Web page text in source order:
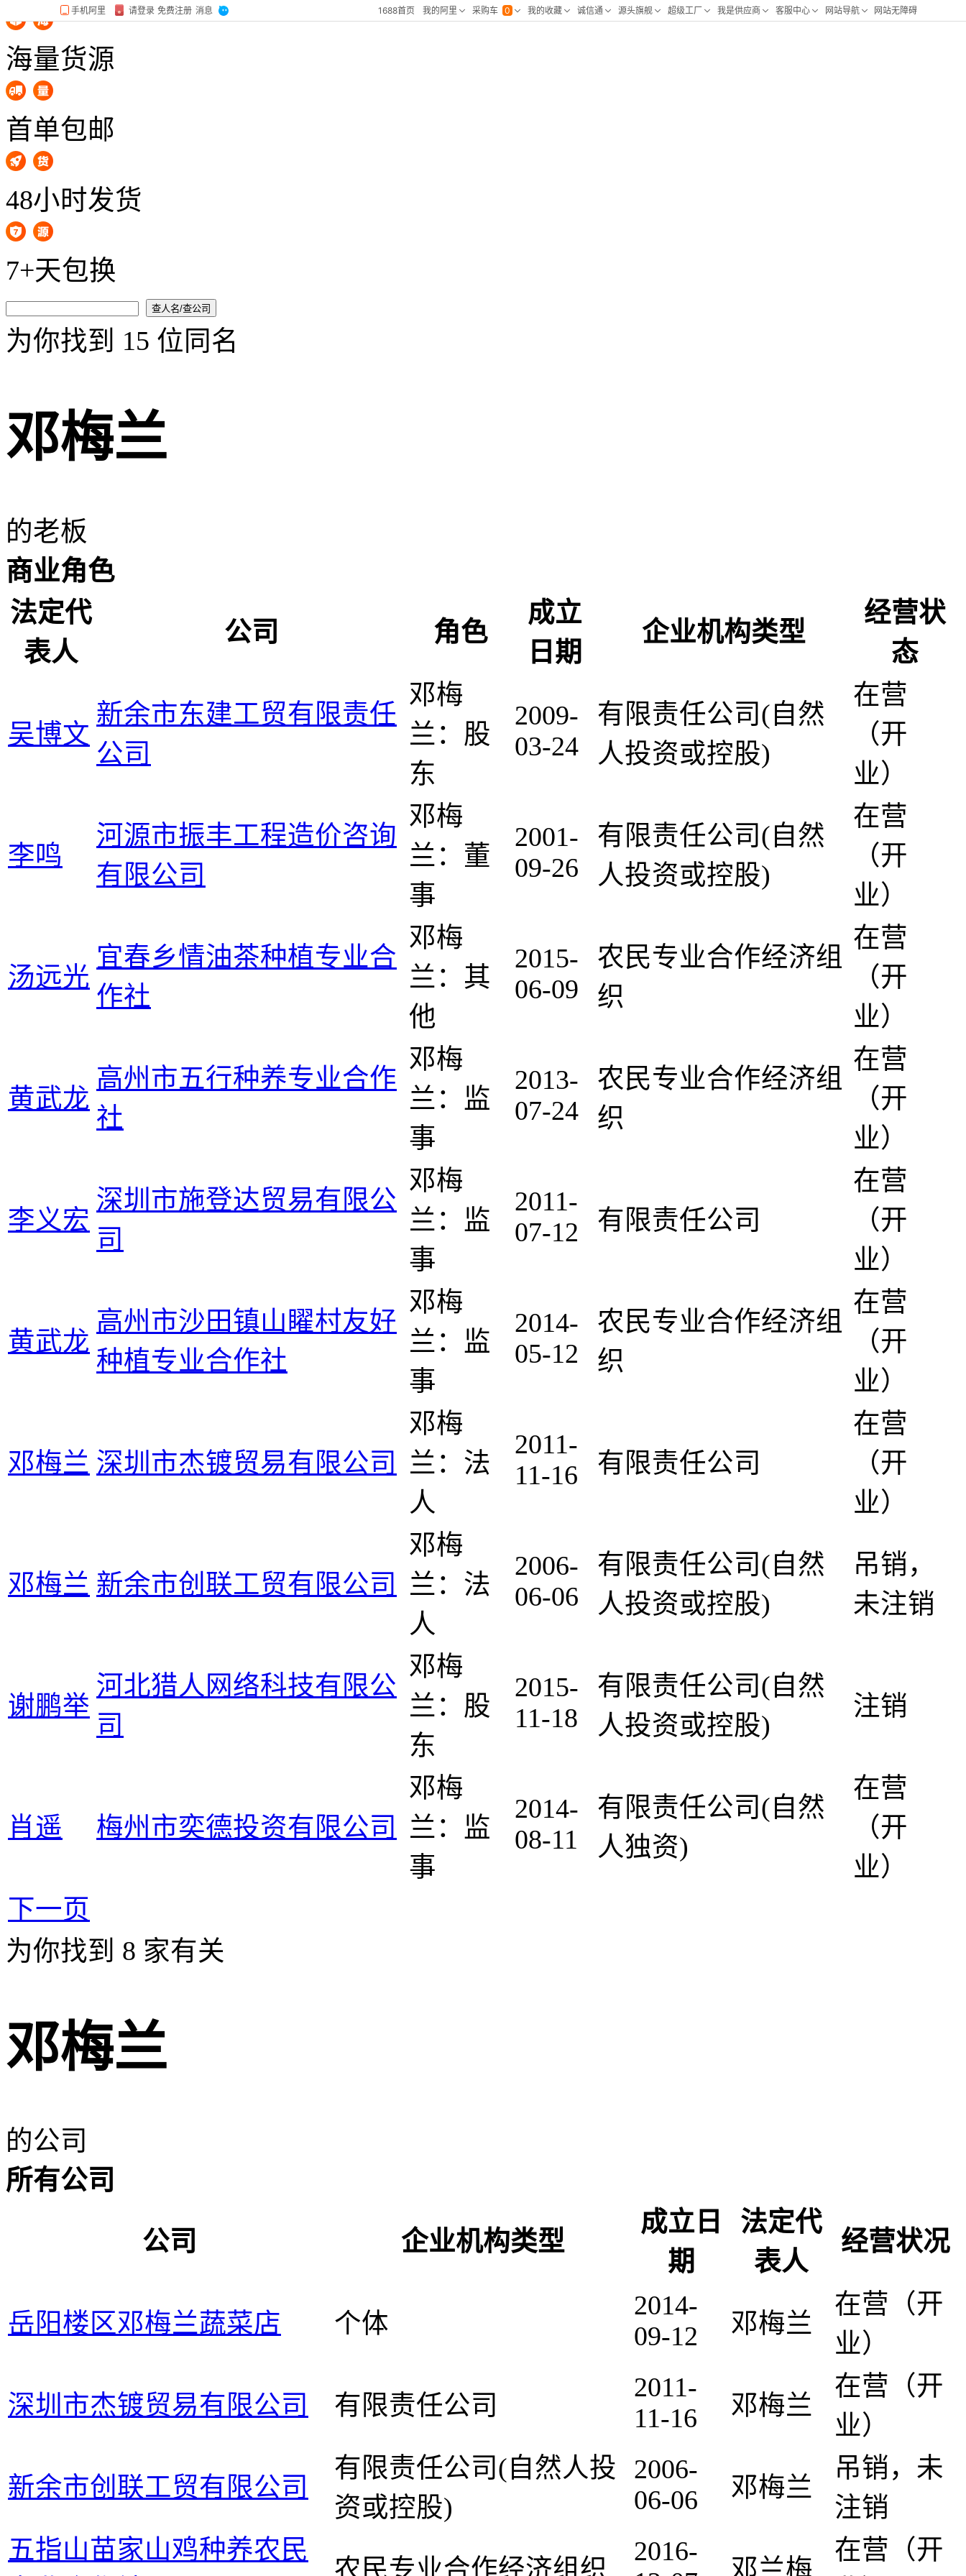
海量货源
首单包邮
48小时发货
7+天包换
查人名/查公司
为你找到 15 位同名
邓梅兰
的老板
商业角色
法定代
表人
公司 角色
成立
日期
企业机构类型
经营状
态
吴博文
新余市东建工贸有限责任
公司
邓梅
兰：股
东
2009-
03-24
有限责任公司(自然
人投资或控股)
在营
（开
业）
李鸣
河源市振丰工程造价咨询
有限公司
邓梅
兰：董
事
2001-
09-26
有限责任公司(自然
人投资或控股)
在营
（开
业）
汤远光
宜春乡情油茶种植专业合
作社
邓梅
兰：其
他
2015-
06-09
农民专业合作经济组
织
在营
（开
业）
黄武龙
高州市五行种养专业合作
社
邓梅
兰：监
事
2013-
07-24
农民专业合作经济组
织
在营
（开
业）
李义宏
深圳市施登达贸易有限公
司
邓梅
兰：监
事
2011-
07-12
有限责任公司
在营
（开
业）
黄武龙
高州市沙田镇山矅村友好
种植专业合作社
邓梅
兰：监
事
2014-
05-12
农民专业合作经济组
织
在营
（开
业）
邓梅兰 深圳市杰镀贸易有限公司
邓梅
兰：法
人
2011-
11-16
有限责任公司
在营
（开
业）
邓梅兰 新余市创联工贸有限公司
邓梅
兰：法
人
2006-
06-06
有限责任公司(自然
人投资或控股)
吊销，
未注销
谢鹏举
河北猎人网络科技有限公
司
邓梅
兰：股
东
2015-
11-18
有限责任公司(自然
人投资或控股)
注销
肖遥 梅州市奕德投资有限公司
邓梅
兰：监
事
2014-
08-11
有限责任公司(自然
人独资)
在营
（开
业）
下一页
为你找到 8 家有关
邓梅兰
的公司
所有公司
公司 企业机构类型
成立日
期
法定代
表人
经营状况
岳阳楼区邓梅兰蔬菜店 个体
2014-
09-12
邓梅兰
在营（开
业）
深圳市杰镀贸易有限公司 有限责任公司
2011-
11-16
邓梅兰
在营（开
业）
新余市创联工贸有限公司
有限责任公司(自然人投
资或控股)
2006-
06-06
邓梅兰
吊销，未
注销
五指山苗家山鸡种养农民
农民专业合作经济组织
2016-
邓兰梅
在营（开